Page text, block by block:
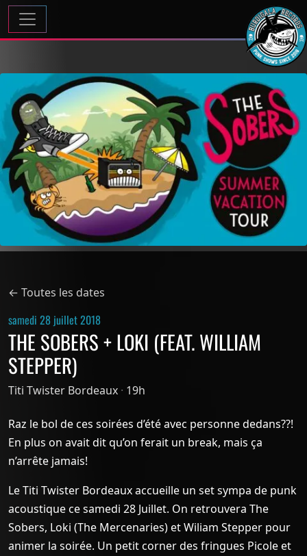
Passer au contenu
Navigation principale
← Toutes les dates
samedi 28 juillet 2018
THE SOBERS + LOKI (FEAT. WILLIAM
STEPPER)
Titi Twister Bordeaux · 19h
Raz le bol de ces soirées d’été avec personne dedans??!
En plus on avait dit qu’on ferait un break, mais ça
n’arrête jamais!
Le Titi Twister Bordeaux accueille un set sympa de punk
acoustique ce samedi 28 Juillet. On retrouvera The
Sobers, Loki (The Mercenaries) et Wiliam Stepper pour
animer la soirée. Un petit corner des fringues Picole et